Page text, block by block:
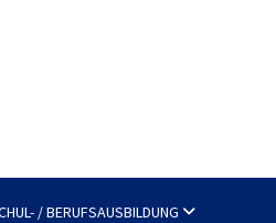
/ BERUFSAUSBILDUNG